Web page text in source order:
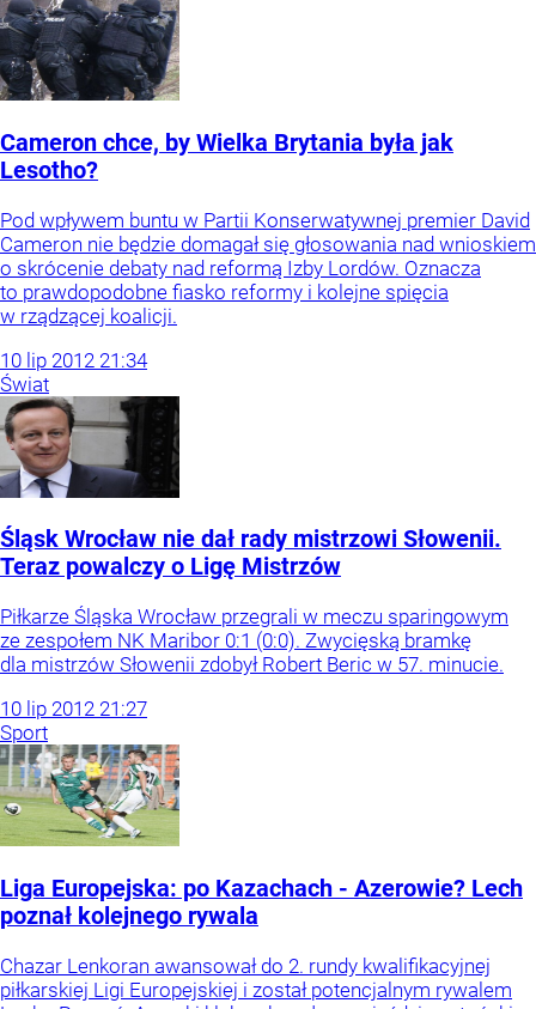
Cameron chce, by Wielka Brytania była jak
Lesotho?
Pod wpływem buntu w Partii Konserwatywnej premier David
Cameron nie będzie domagał się głosowania nad wnioskiem
o skrócenie debaty nad reformą Izby Lordów. Oznacza
to prawdopodobne fiasko reformy i kolejne spięcia
w rządzącej koalicji.
10 lip 2012 21:34
Świat
Śląsk Wrocław nie dał rady mistrzowi Słowenii.
Teraz powalczy o Ligę Mistrzów
Piłkarze Śląska Wrocław przegrali w meczu sparingowym
ze zespołem NK Maribor 0:1 (0:0). Zwycięską bramkę
dla mistrzów Słowenii zdobył Robert Beric w 57. minucie.
10 lip 2012 21:27
Sport
Liga Europejska: po Kazachach - Azerowie? Lech
poznał kolejnego rywala
Chazar Lenkoran awansował do 2. rundy kwalifikacyjnej
piłkarskiej Ligi Europejskiej i został potencjalnym rywalem